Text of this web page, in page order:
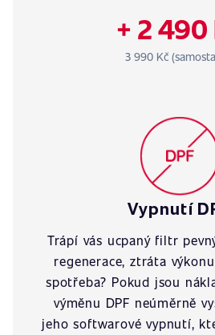
+ 2 490
3 990 Kč
Vypnutí
Trápí vás ucpaný filtr
regenerace, ztráta
spotřeba? Pokud jsou
výměnu DPF neúměrně
jeho softwarové vypnutí,